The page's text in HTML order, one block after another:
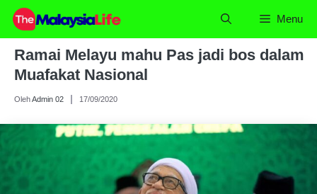
Skip
content
Menu
Ramai Melayu mahu Pas jadi bos dalam
Muafakat Nasional
OlehAdmin 02 17/09/2020